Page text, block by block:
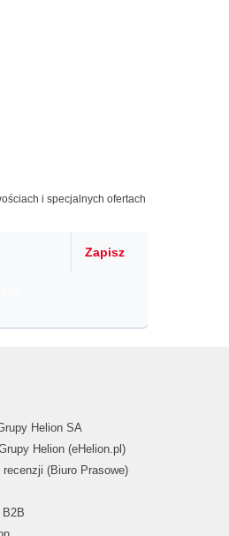
i specjalnych ofertach
Zapisz
Helion SA
Helion (eHelion.pl)
(Biuro Prasowe)